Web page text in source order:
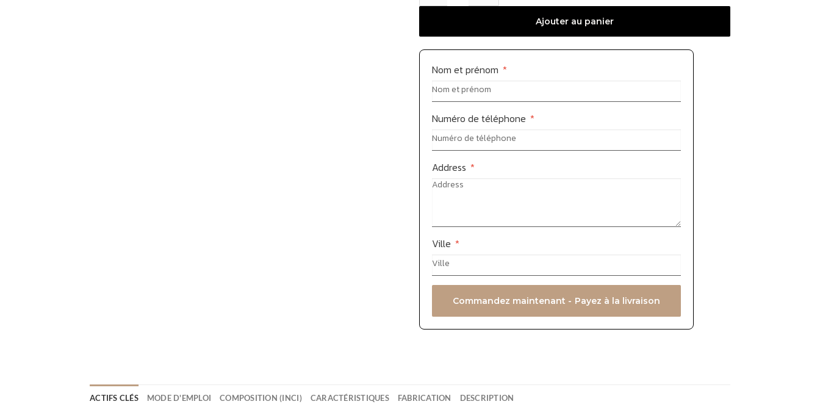
Ajouter au panier
Nom et prénom *
Numéro de téléphone *
Address *
Ville *
Commandez maintenant - Payez à la livraison
ACTIFS CLÉS MODE D'EMPLOI COMPOSITION (INCI) CARACTÉRISTIQUES FABRICATION DESCRIPTION